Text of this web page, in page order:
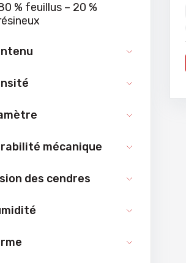
% feuillus – 20 %
mécanique
des cendres